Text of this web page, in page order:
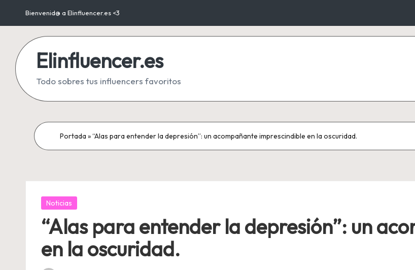
Saltar
contenido
Bienvenid@ a Elinfluencer.es <3
Elinfluencer.es
Todo sobres tus influencers favoritos
Portada»“Alas para entender la depresión”: un acompañante imprescindible en la oscuridad.
Publicada
Noticias
“Alas para entender la depresión”: un
en la oscuridad.